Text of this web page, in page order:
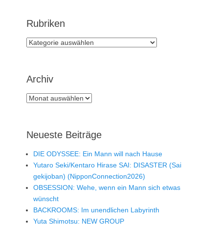
Rubriken
Rubriken
Archiv
Archiv
Neueste Beiträge
DIE ODYSSEE: Ein Mann will nach Hause
Yutaro Seki/Kentaro Hirase SAI: DISASTER (Sai
gekijoban) (NipponConnection2026)
OBSESSION: Wehe, wenn ein Mann sich etwas
wünscht
BACKROOMS: Im unendlichen Labyrinth
Yuta Shimotsu: NEW GROUP